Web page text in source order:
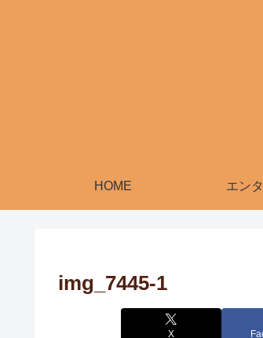
HOME エン
img_7445-1
X